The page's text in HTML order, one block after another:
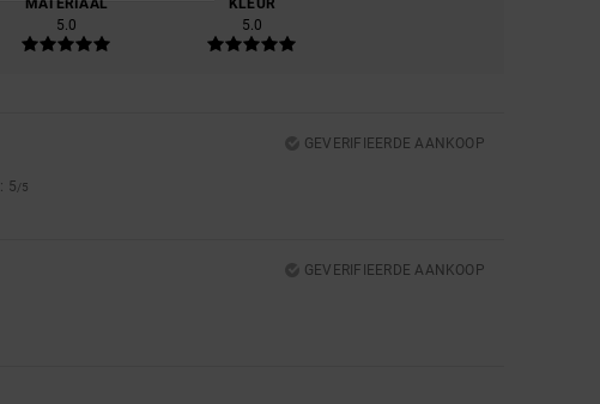
MATERIAAL
5.0
KLEUR
5.0
GEVERIFIEERDE AANKOOP
: 5/5
GEVERIFIEERDE AANKOOP